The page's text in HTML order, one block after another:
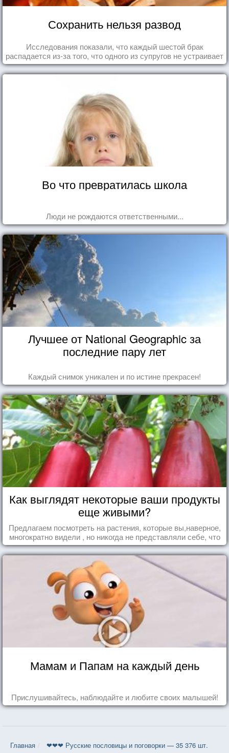
Сохранить нельзя развод
Исследования показали, что каждый шестой брак
распадается из-за того, что одного из супругов не устраивает
та роль, которая выпала ему в семье.
Во что превратилась школа
Люди не рождаются ответственными...
Лучшее от National Geographic за
последние пару лет
Каждый снимок уникален и по истине прекрасен!
Как выглядят некоторые ваши продукты
еще живыми?
Предлагаем посмотреть на растения, которые вы,наверное,
многократно видели , но никогда не представляли себе, что
употребляете их в пищу.
Мамам и Папам на каждый день
Прислушивайтесь, наблюдайте и любите своих малышей!
Главная ❤❤❤ Русские пословицы и поговорки — 35 376 шт.